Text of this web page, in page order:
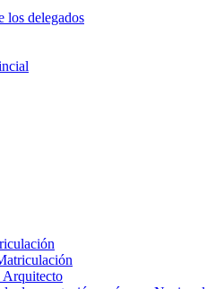
los delegados
Arquitecto